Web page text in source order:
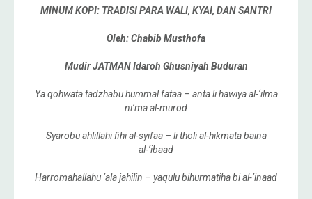
MINUM KOPI: TRADISI PARA WALI, KYAI, DAN SANTRI
Oleh: Chabib Musthofa
Mudir JATMAN Idaroh Ghusniyah Buduran
Ya qohwata tadzhabu hummal fataa – anta li hawiya al-‘ilma
ni’ma al-murod
Syarobu ahlillahi fihi al-syifaa – li tholi al-hikmata baina
al-‘ibaad
Harromahallahu ‘ala jahilin – yaqulu bihurmatiha bi al-‘inaad